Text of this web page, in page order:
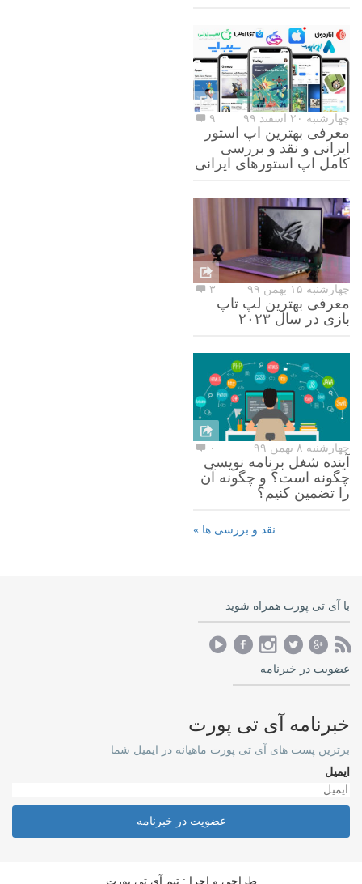
چهارشنبه ۲۰ اسفند ۹۹ ۹
معرفی بهترین اپ استور
ایرانی و نقد و بررسی
کامل اپ استورهای ایرانی
چهارشنبه ۱۵ بهمن ۹۹ ۳
معرفی بهترین لپ تاپ
بازی در سال ۲۰۲۳
چهارشنبه ۸ بهمن ۹۹ ۰
آینده شغل برنامه نویسی
چگونه است؟ و چگونه آن
را تضمین کنیم؟
نقد و بررسی ها »
با آی تی پورت همراه شوید
عضویت در خبرنامه
خبرنامه آی تی پورت
برترین پست های آی تی پورت ماهیانه در ایمیل شما
ایمیل
عضویت در خبرنامه
طراحی و اجرا : تیم آی تی پورت